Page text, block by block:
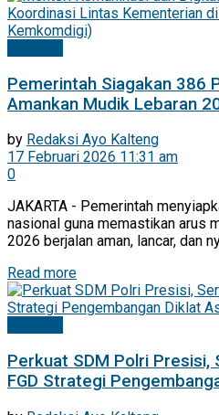
Pemerintah Siagakan 386
Amankan Mudik Lebaran
by Redaksi Ayo Kalteng
17 Februari 2026 11:31 am
0
JAKARTA - Pemerintah
nasional guna memastikan arus
2026 berjalan aman, lancar, dan
Read more
Perkuat SDM Polri Presisi,
FGD Strategi